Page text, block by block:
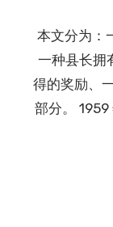
本文分为：
一种县长拥
得的奖励、
部分。